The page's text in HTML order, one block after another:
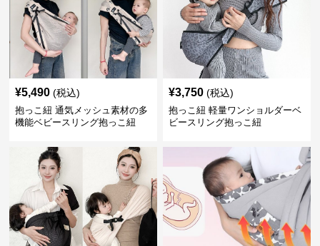
¥5,490 (税込)
抱っこ紐 通気メッシュ素材の多
機能ベビースリング抱っこ紐
¥3,750 (税込)
抱っこ紐 軽量ワンショルダーベ
ビースリング抱っこ紐